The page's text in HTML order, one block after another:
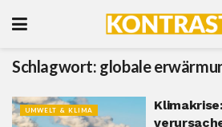
Schlagwort: globale
UMWELT & KLIMA